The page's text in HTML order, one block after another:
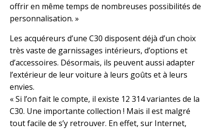
offrir en même temps de nombreuses possibilités de
personnalisation. »
Les acquéreurs d’une C30 disposent déjà d’un choix
très vaste de garnissages intérieurs, d’options et
d’accessoires. Désormais, ils peuvent aussi adapter
l’extérieur de leur voiture à leurs goûts et à leurs
envies.
« Si l’on fait le compte, il existe 12 314 variantes de la
C30. Une importante collection ! Mais il est malgré
tout facile de s’y retrouver. En effet, sur Internet,